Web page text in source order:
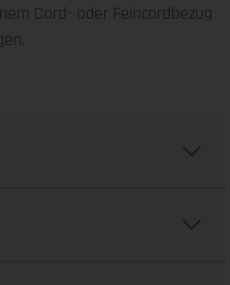
Cord- oder Feincordbezug